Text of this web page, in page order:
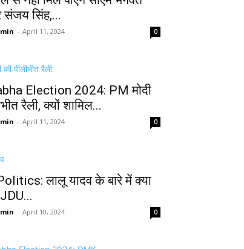
संजय सिंह,...
- April 11, 2024 0
Election 2024: PM मोदी
रैली, क्यों शामिल...
- April 11, 2024 0
लालू यादव के बारे में क्या
- April 10, 2024 0